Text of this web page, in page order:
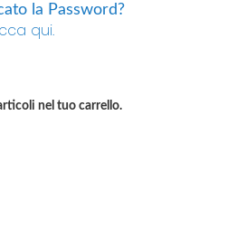
la Password?
qui.
nel tuo carrello.